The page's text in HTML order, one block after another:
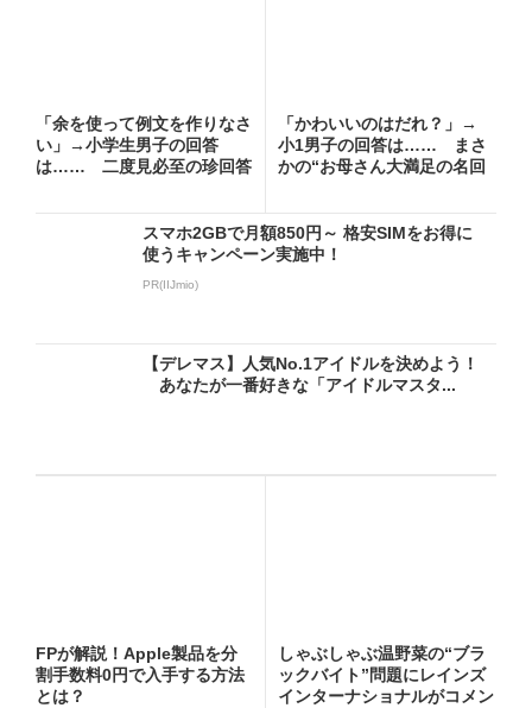
「余を使って例文を作りなさ
い」→小学生男子の回答
は…… 二度見必至の珍回答
「かわいいのはだれ？」→
小1男子の回答は…… まさ
かの“お母さん大満足の名回
スマホ2GBで月額850円～ 格安SIMをお得に
使うキャンペーン実施中！
PR(IIJmio)
【デレマス】人気No.1アイドルを決めよう！
あなたが一番好きな「アイドルマスタ...
FPが解説！Apple製品を分
割手数料0円で入手する方法
とは？
しゃぶしゃぶ温野菜の“ブラ
ックバイト”問題にレインズ
インターナショナルがコメン